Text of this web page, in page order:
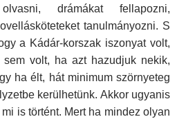
drámákat fellapozni,
tanulmányozni. S
a Kádár-korszak iszonyat volt,
volt, ha azt hazudjuk nekik,
ha élt, hát minimum szörnyeteg
kerülhetünk. Akkor ugyanis
is történt. Mert ha mindez olyan